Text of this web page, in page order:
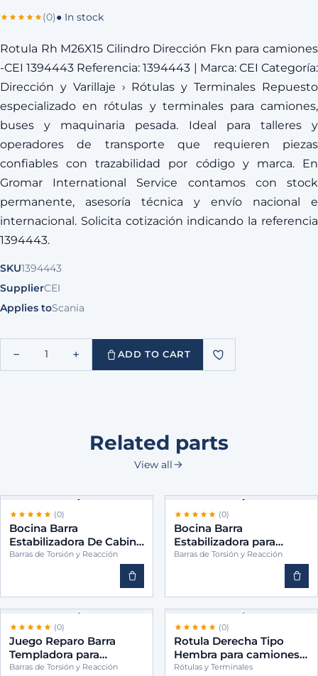
(0)● In stock
Rotula Rh M26X15 Cilindro Dirección Fkn para camiones
-CEI 1394443 Referencia: 1394443 | Marca: CEI Categoría:
Dirección y Varillaje › Rótulas y Terminales Repuesto
especializado en rótulas y terminales para camiones,
buses y maquinaria pesada. Ideal para talleres y
operadores de transporte que requieren piezas
confiables con trazabilidad por código y marca. En
Gromar International Service contamos con stock
permanente, asesoría técnica y envío nacional e
internacional. Solicita cotización indicando la referencia
1394443.
SKU1394443
SupplierCEI
Applies toScania
− 1 + ADD TO CART
Related parts
View all
(0)
Bocina Barra
Estabilizadora De Cabina
para camiones -BINS
Barras de Torsión y Reacción
(0)
Bocina Barra
Estabilizadora para
camiones -BINS 2157762
Barras de Torsión y Reacción
(0)
Juego Reparo Barra
Templadora para
camiones -CEI 3302011
Barras de Torsión y Reacción
(0)
Rotula Derecha Tipo
Hembra para camiones -
CEI 1384898
Rótulas y Terminales